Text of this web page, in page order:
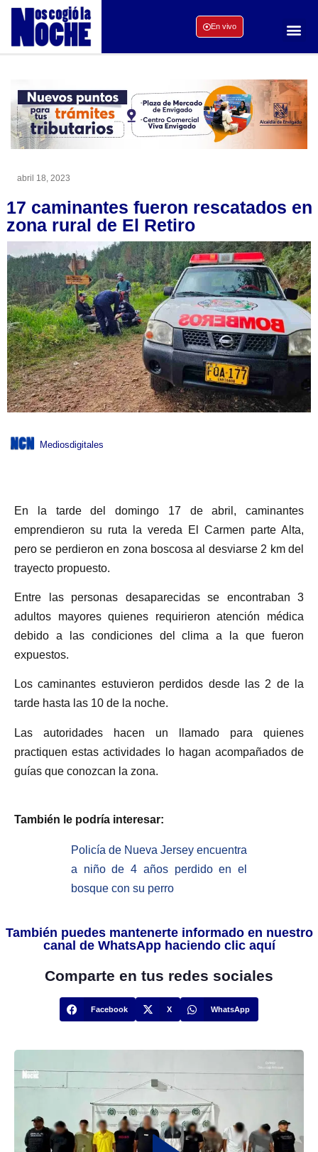
En vivo
abril 18, 2023
17 caminantes fueron rescatados en
zona rural de El Retiro
Mediosdigitales
En la tarde del domingo 17 de abril, caminantes
emprendieron su ruta la vereda El Carmen parte Alta,
pero se perdieron en zona boscosa al desviarse 2 km del
trayecto propuesto.
Entre las personas desaparecidas se encontraban 3
adultos mayores quienes requirieron atención médica
debido a las condiciones del clima a la que fueron
expuestos.
Los caminantes estuvieron perdidos desde las 2 de la
tarde hasta las 10 de la noche.
Las autoridades hacen un llamado para quienes
practiquen estas actividades lo hagan acompañados de
guías que conozcan la zona.
También le podría interesar:
Policía de Nueva Jersey encuentra
a niño de 4 años perdido en el
bosque con su perro
También puedes mantenerte informado en nuestro
canal de WhatsApp haciendo clic aquí
Comparte en tus redes sociales
Facebook X WhatsApp